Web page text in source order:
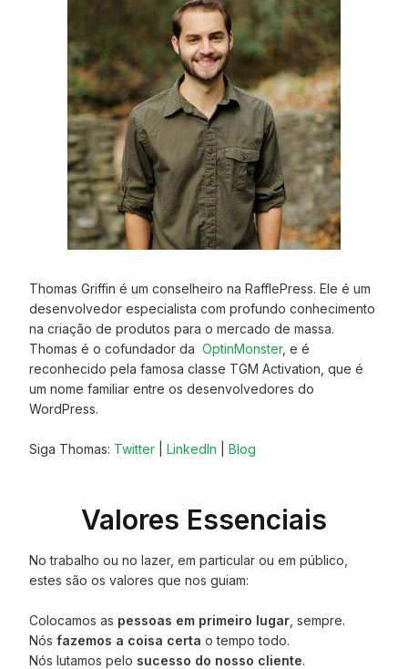
Thomas Griffin é um conselheiro na RafflePress. Ele é um
desenvolvedor especialista com profundo conhecimento
na criação de produtos para o mercado de massa.
Thomas é o cofundador da OptinMonster, e é
reconhecido pela famosa classe TGM Activation, que é
um nome familiar entre os desenvolvedores do
WordPress.
Siga Thomas: Twitter LinkedIn Blog
Valores Essenciais
No trabalho ou no lazer, em particular ou em público,
estes são os valores que nos guiam:
Colocamos as pessoas em primeiro lugar , sempre.
Nós fazemos a coisa certa o tempo todo.
Nós lutamos pelo sucesso do nosso cliente.